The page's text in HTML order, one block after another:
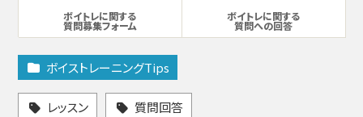
ボイトレに関する
質問募集フォーム
ボイトレに関する
質問への回答
ボイストレーニングTips
レッスン 質問回答